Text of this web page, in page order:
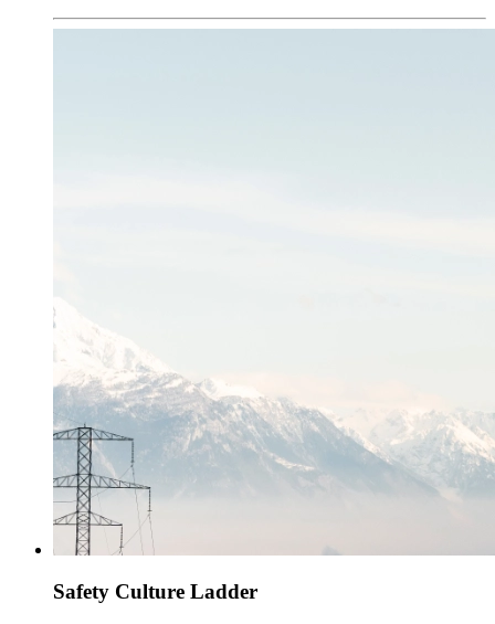
Safety Culture Ladder